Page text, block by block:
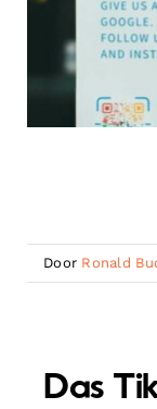
Door Ronald
Das